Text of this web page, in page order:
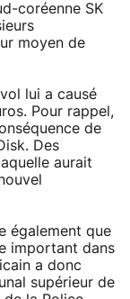
coréenne SK
moyen de
lui a causé
Pour rappel,
de
Des
aurait
également que
important dans
a donc
supérieur de